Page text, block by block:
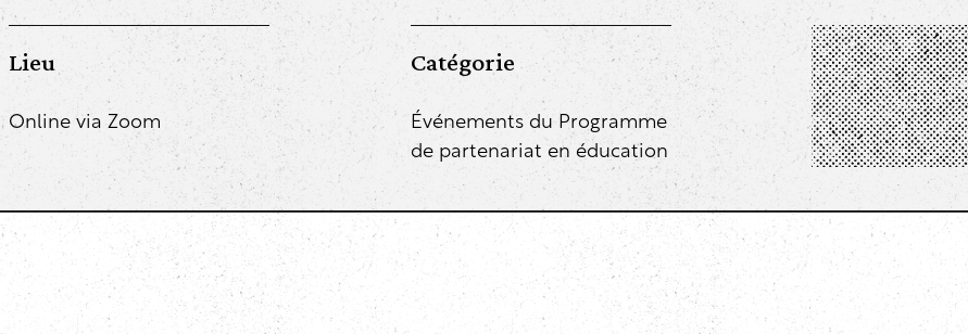
Lieu
Online via Zoom
Catégorie
Événements du Programme
de partenariat en éducation